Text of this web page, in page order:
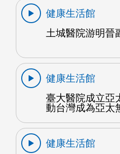
健康生活館
土城醫院游明晉
健康生活館
臺大醫院成立亞
動台灣成為亞太
健康生活館